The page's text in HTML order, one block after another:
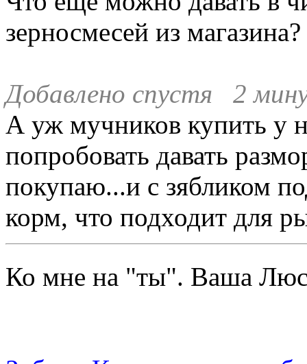
зерносмесей из магазина?
Добавлено спустя 2
А уж мучников купить у
попробовать давать
покупаю...и с зябликом
корм, что подходит для
Ко мне на "ты". Ваша